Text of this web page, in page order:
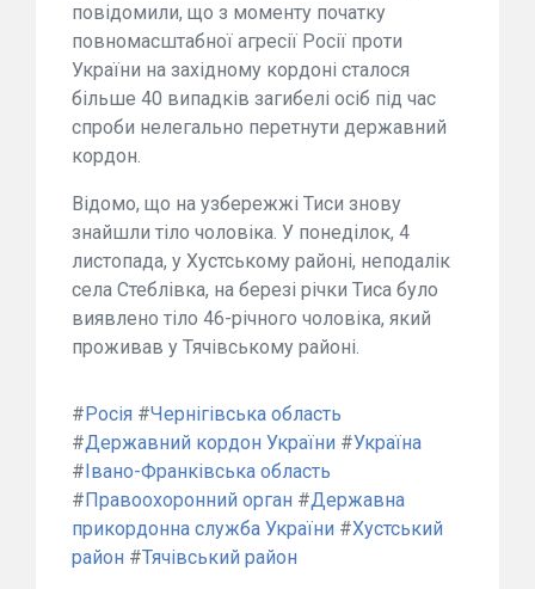
повідомили, що з моменту початку
повномасштабної агресії Росії проти
України на західному кордоні сталося
більше 40 випадків загибелі осіб під час
спроби нелегально перетнути державний
кордон.
Відомо, що на узбережжі Тиси знову
знайшли тіло чоловіка. У понеділок, 4
листопада, у Хустському районі, неподалік
села Стеблівка, на березі річки Тиса було
виявлено тіло 46-річного чоловіка, який
проживав у Тячівському районі.
# Росія #Чернігівська область
#Державний кордон України #Україна
# Івано-Франківська область
# Правоохоронний орган #Державна
прикордонна служба України #Хустський
район #Тячівський район